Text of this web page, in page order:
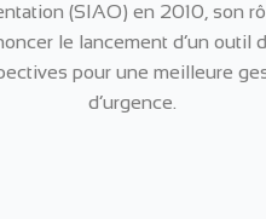
(SIAO) en 2010, son
le lancement d’un
pour une meilleure
d’urgence.